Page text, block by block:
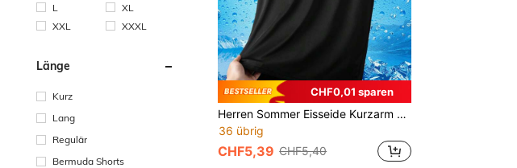
L
XL
XXL
XXXL
Länge
Kurz
Lang
Regulär
Bermuda Shorts
CHF0,01 sparen
Herren Sommer Eisseide Kurzarm T-Shirt, atmungsaktives leichtes seidiges Material, schwarzes Top, modischer reflektierender Muster, geeignet für Laufen, Fitness, Wandern, Outdoor Sport T-Shirt
36 übrig
CHF5,39 CHF5,40